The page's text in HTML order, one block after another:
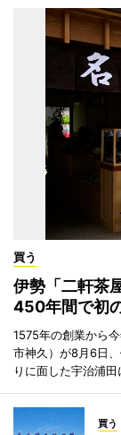
買う
伊勢「二軒茶
450年間で初
1575年の創業から
市神久）が8月6日
りに面した宇治浦田
買う